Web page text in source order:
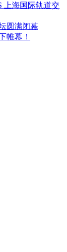
上海国际轨道交
圆满闭幕
帷幕！